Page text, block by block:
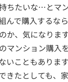
ちたいな…とマ
んで購入するな
か、気になります
マンション購入
いこともありま
きたとしても、